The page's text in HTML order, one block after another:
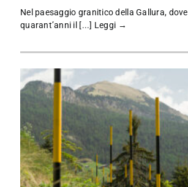
Nel paesaggio granitico della Gallura,
quarant’anni il [...] Leggi →